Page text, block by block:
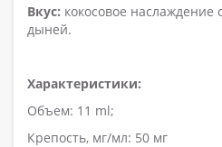
Вкус: кокосовое наслаждение
дыней.
Характеристики:
Объем: 11 ml;
Крепость, мг/мл: 50 мг